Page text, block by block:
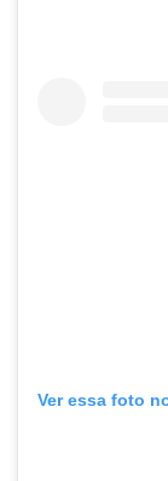
Ver essa foto